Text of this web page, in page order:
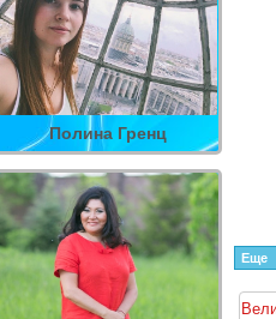
Полина Гренц
Еще